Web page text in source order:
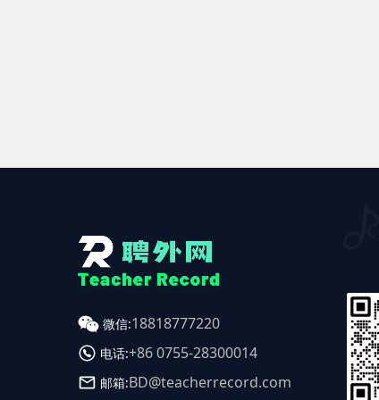
微信:18818777220
电话:+86 0755-28300014
邮箱:BD@teacherrecord.com